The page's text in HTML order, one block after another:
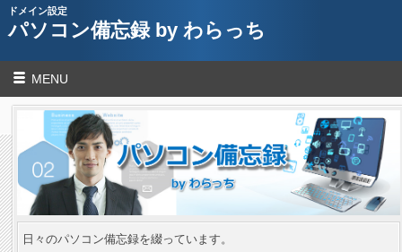
ドメイン設定
パソコン備忘録 by わらっち
MENU
日々のパソコン備忘録を綴っています。